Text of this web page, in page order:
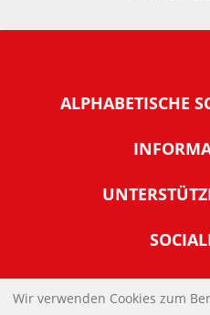
ALPHABETISCHE
Warum
Tipps zur Nutzung
Banner und E-
Werden Sie
Wir verwenden Cookies zum